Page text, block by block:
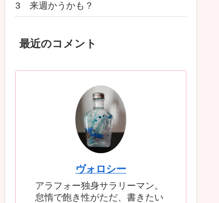
3 来週かうかも？
最近のコメント
ヴォロシー
アラフォー独身サラリーマン。
怠惰で飽き性がただ、書きたい